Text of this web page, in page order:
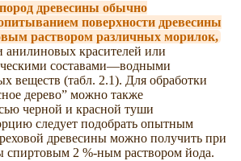
древесины обычно
поверхности древесины
раствором различных морилок,
анилиновых красителей или
составами—водными
веществ (табл. 2.1). Для обработки
дерево” можно также
черной и красной туши
следует подобрать опытным
древесины можно получить при
спиртовым 2 %-ным раствором йода.